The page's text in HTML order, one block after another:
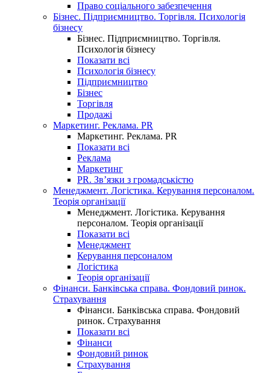
Право соціального забезпечення
Бізнес. Підприємництво. Торгівля. Психологія
бізнесу
Бізнес. Підприємництво. Торгівля.
Психологія бізнесу
Показати всі
Психологія бізнесу
Підприємництво
Бізнес
Торгівля
Продажі
Маркетинг. Реклама. PR
Маркетинг. Реклама. PR
Показати всі
Реклама
Маркетинг
PR. Зв’язки з громадськістю
Менеджмент. Логістика. Керування персоналом.
Теорія організації
Менеджмент. Логістика. Керування
персоналом. Теорія організації
Показати всі
Менеджмент
Керування персоналом
Логістика
Теорія організації
Фінанси. Банківська справа. Фондовий ринок.
Страхування
Фінанси. Банківська справа. Фондовий
ринок. Страхування
Показати всі
Фінанси
Фондовий ринок
Страхування